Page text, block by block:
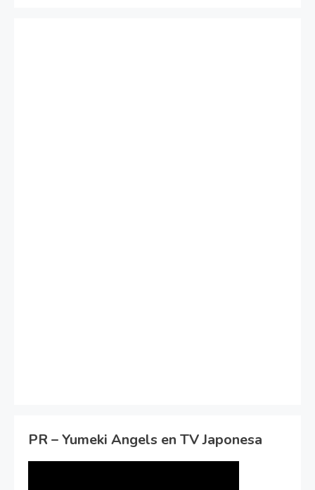
PR – Yumeki Angels en TV Japonesa